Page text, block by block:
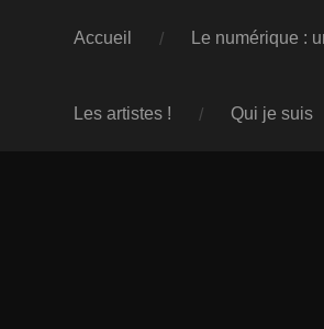
Accueil Le numérique :
Les artistes ! Qui je suis